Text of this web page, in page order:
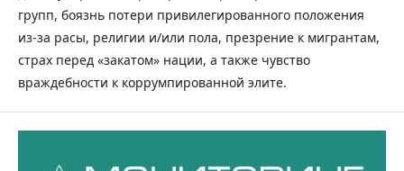
групп, боязнь потери привилегированного положения
из-за расы, религии и/или пола, презрение к мигрантам,
страх перед «закатом» нации, а также чувство
враждебности к коррумпированной элите.